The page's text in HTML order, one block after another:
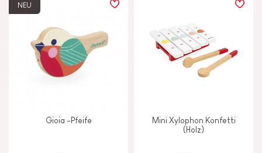
Farben auf Wasserbasis
Glocke oder Glöckchen
NEU
Gioia -Pfeife
Mini Xylophon Konfetti
(Holz)